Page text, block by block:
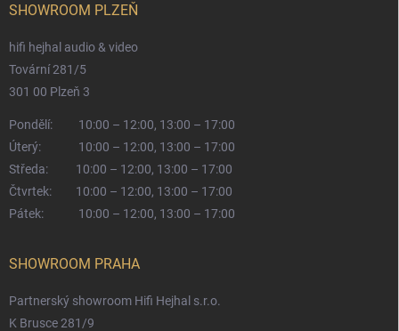
SHOWROOM PLZEŇ
hifi hejhal audio & video
Tovární 281/5
301 00 Plzeň 3
Pondělí:
10:00 – 12:00, 13:00 – 17:00
Úterý:
10:00 – 12:00, 13:00 – 17:00
Středa:
10:00 – 12:00, 13:00 – 17:00
Čtvrtek:
10:00 – 12:00, 13:00 – 17:00
Pátek:
10:00 – 12:00, 13:00 – 17:00
SHOWROOM PRAHA
Partnerský showroom Hifi Hejhal s.r.o.
K Brusce 281/9